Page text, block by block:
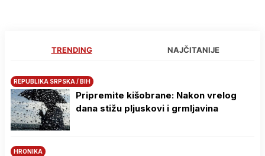
TRENDING NAJČITANIJE
REPUBLIKA SRPSKA / BIH
Pripremite kišobrane: Nakon vrelog
dana stižu pljuskovi i grmljavina
HRONIKA